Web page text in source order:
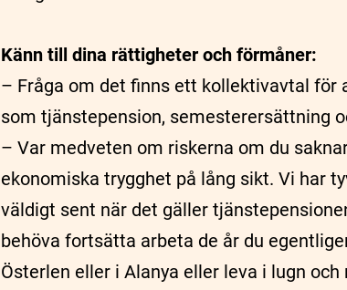
Känn till dina rättigheter och förmåner:
– Fråga om det finns ett kollektivavtal
som tjänstepension, semesterersättning
– Var medveten om riskerna om du
ekonomiska trygghet på lång sikt. Vi har
väldigt sent när det gäller
behöva fortsätta arbeta de år du
Österlen eller i Alanya eller leva i lugn